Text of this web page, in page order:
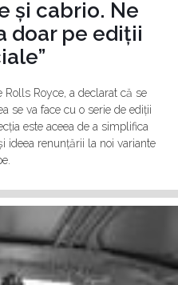
și cabrio. Ne
doar pe ediții
Royce, a declarat că se
se va face cu o serie de ediții
este aceea de a simplifica
ideea renunțării la noi variante